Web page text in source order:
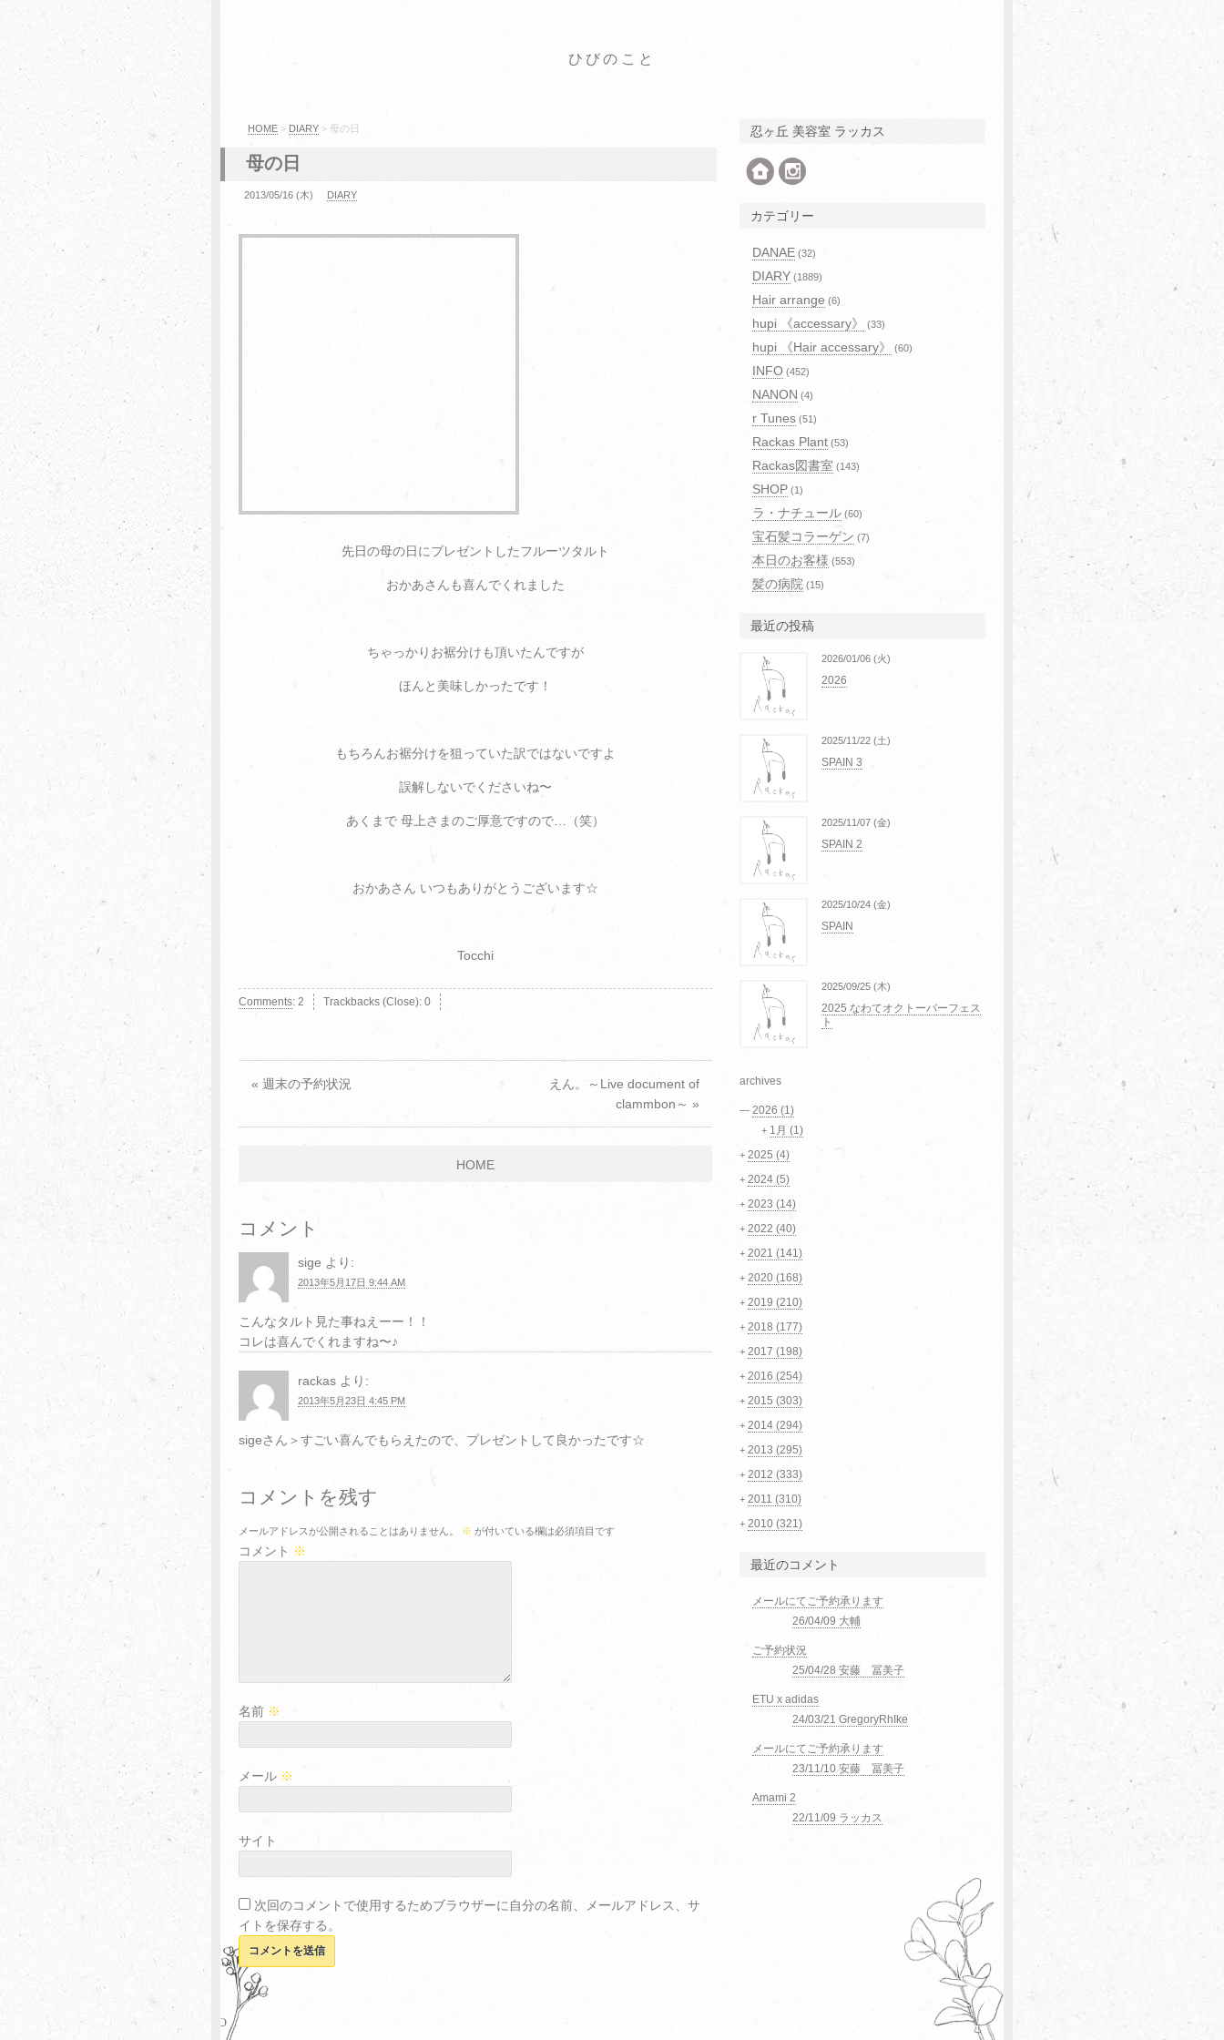
ひびのこと
HOME > DIARY > 母の日
母の日
2013/05/16 (木) DIARY
先日の母の日にプレゼントしたフルーツタルト
おかあさんも喜んでくれました
ちゃっかりお裾分けも頂いたんですが
ほんと美味しかったです！
もちろんお裾分けを狙っていた訳ではないですよ
誤解しないでくださいね〜
あくまで 母上さまのご厚意ですので…（笑）
おかあさん いつもありがとうございます☆
Tocchi
Comments: 2 Trackbacks (Close): 0
« 週末の予約状況
えん。～Live document of
clammbon～ »
HOME
コメント
sige より:
2013年5月17日 9:44 AM
こんなタルト見た事ねえーー！！
コレは喜んでくれますね〜♪
rackas より:
2013年5月23日 4:45 PM
sigeさん＞すごい喜んでもらえたので、プレゼントして良かったです☆
コメントを残す
メールアドレスが公開されることはありません。 ※ が付いている欄は必須項目です
コメント ※
名前 ※
メール ※
サイト
次回のコメントで使用するためブラウザーに自分の名前、メールアドレス、サ
イトを保存する。
忍ヶ丘 美容室 ラッカス
カテゴリー
DANAE (32)
DIARY (1889)
Hair arrange (6)
hupi 《accessary》 (33)
hupi 《Hair accessary》 (60)
INFO (452)
NANON (4)
r Tunes (51)
Rackas Plant (53)
Rackas図書室 (143)
SHOP (1)
ラ・ナチュール (60)
宝石髪コラーゲン (7)
本日のお客様 (553)
髪の病院 (15)
最近の投稿
2026/01/06 (火)
2026
2025/11/22 (土)
SPAIN 3
2025/11/07 (金)
SPAIN 2
2025/10/24 (金)
SPAIN
2025/09/25 (木)
2025 なわてオクトーバーフェス
ト
archives
— 2026 (1)
+ 1月 (1)
+ 2025 (4)
+ 2024 (5)
+ 2023 (14)
+ 2022 (40)
+ 2021 (141)
+ 2020 (168)
+ 2019 (210)
+ 2018 (177)
+ 2017 (198)
+ 2016 (254)
+ 2015 (303)
+ 2014 (294)
+ 2013 (295)
+ 2012 (333)
+ 2011 (310)
+ 2010 (321)
最近のコメント
メールにてご予約承ります
26/04/09 大輔
ご予約状況
25/04/28 安藤 冨美子
ETU x adidas
24/03/21 GregoryRhIke
メールにてご予約承ります
23/11/10 安藤 冨美子
Amami 2
22/11/09 ラッカス